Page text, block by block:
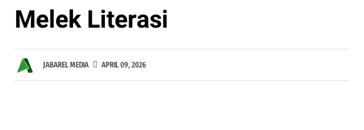
Melek Literasi
JABAREL MEDIA APRIL 09, 2026